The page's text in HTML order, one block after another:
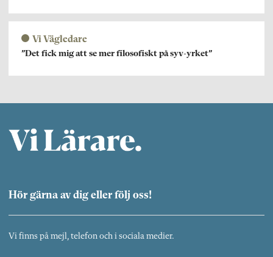
Vi Vägledare
”Det fick mig att se mer filosofiskt på syv-yrket”
Hör gärna av dig eller följ oss!
Vi finns på mejl, telefon och i sociala medier.